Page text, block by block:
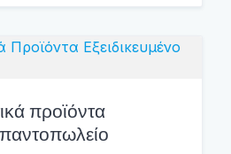
προϊόντα
παντοπωλείο